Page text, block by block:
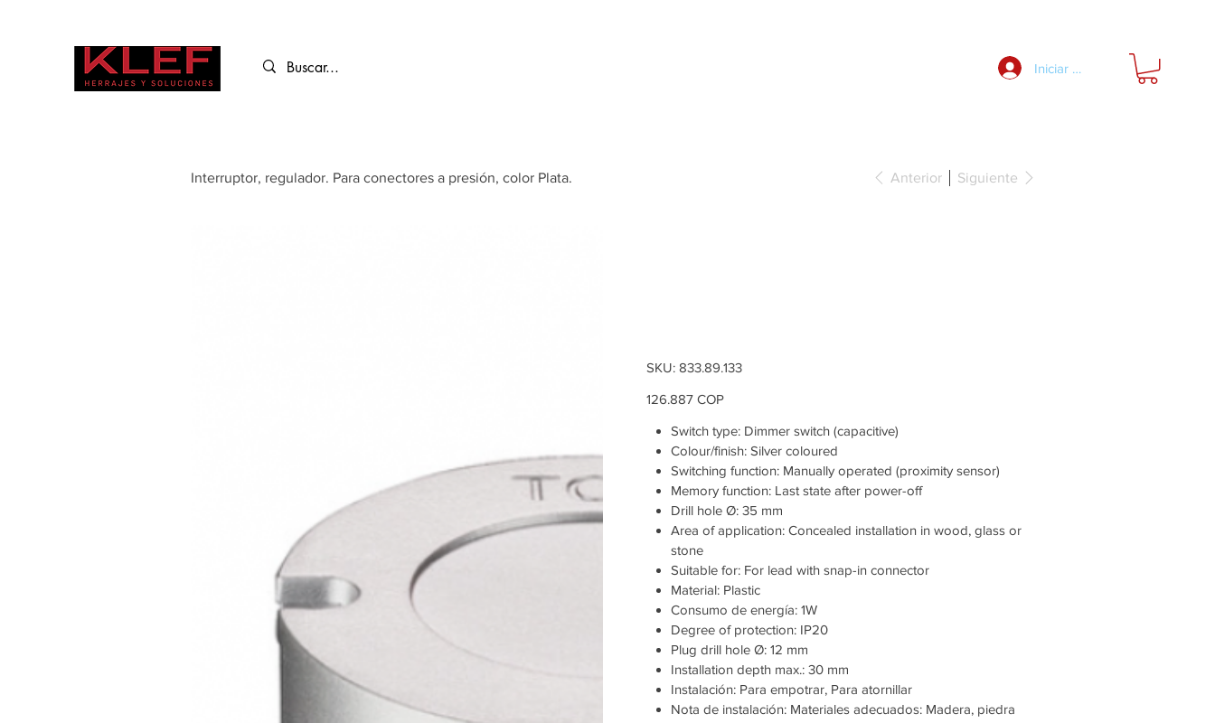
Iniciar Sesión
Interruptor, regulador. Para conectores a presión, color Plata. Anterior Siguiente
SKU: SKU
833.89.133
833.89.133
Precio
126.887 COP
Switch type: Dimmer switch (capacitive)
Colour/finish: Silver coloured
Switching function: Manually operated (proximity sensor)
Memory function: Last state after power-off
Drill hole Ø: 35 mm
Area of application: Concealed installation in wood, glass or
stone
Suitable for: For lead with snap-in connector
Material: Plastic
Consumo de energía: 1W
Degree of protection: IP20
Plug drill hole Ø: 12 mm
Installation depth max.: 30 mm
Instalación: Para empotrar, Para atornillar
Nota de instalación: Materiales adecuados: Madera, piedra